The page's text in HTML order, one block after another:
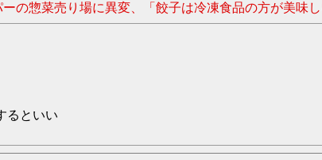
の惣菜売り場に異変、「餃子は冷凍食品の方が美味
るといい